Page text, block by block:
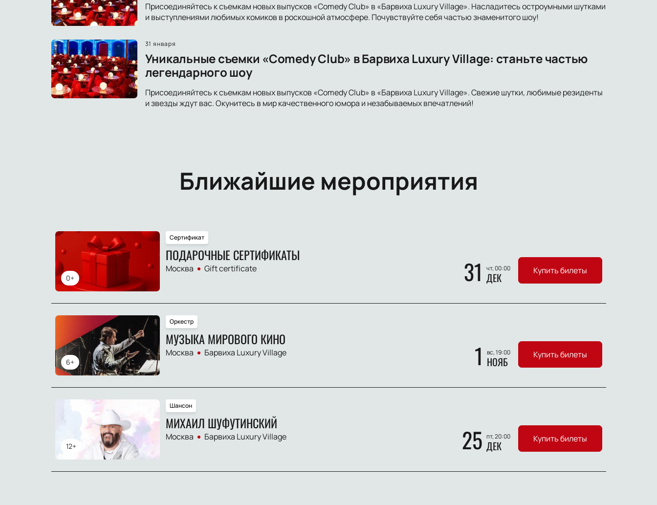
Присоединяйтесь к съемкам новых выпусков «Comedy Club» в «Барвиха Luxury Village». Насладитесь остроумными шутками
и выступлениями любимых комиков в роскошной атмосфере. Почувствуйте себя частью знаменитого шоу!
31 января
Уникальные съемки «Comedy Club» в Барвиха Luxury Village: станьте частью
легендарного шоу
Присоединяйтесь к съемкам новых выпусков «Comedy Club» в «Барвиха Luxury Village». Свежие шутки, любимые резиденты
и звезды ждут вас. Окунитесь в мир качественного юмора и незабываемых впечатлений!
Ближайшие мероприятия
0+
Сертификат
ПОДАРОЧНЫЕ СЕРТИФИКАТЫ
Москва Gift certificate 31 чт, 00:00
ДЕК Купить билеты
6+
Оркестр
МУЗЫКА МИРОВОГО КИНО
Москва Барвиха Luxury Village 1 вс, 19:00
НОЯБ Купить билеты
12+
Шансон
МИХАИЛ ШУФУТИНСКИЙ
Москва Барвиха Luxury Village 25 пт, 20:00
ДЕК Купить билеты